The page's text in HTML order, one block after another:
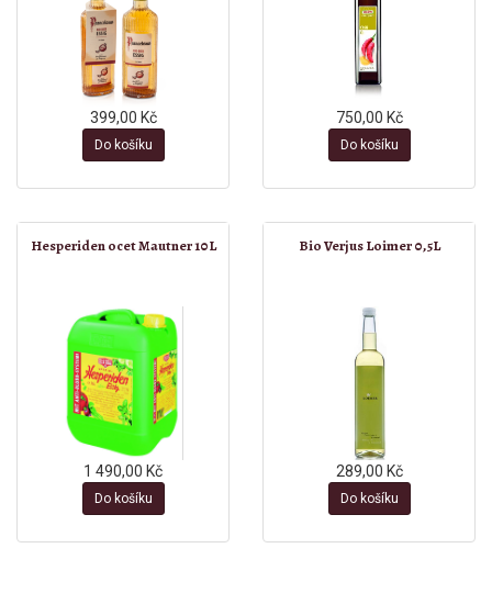
399,00 Kč
Do košíku
750,00 Kč
Do košíku
Hesperiden ocet Mautner 10L
1 490,00 Kč
Do košíku
Bio Verjus Loimer 0,5L
289,00 Kč
Do košíku